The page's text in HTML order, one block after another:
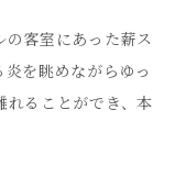
客室にあった薪ス
を眺めながらゆっ
れることができ、本